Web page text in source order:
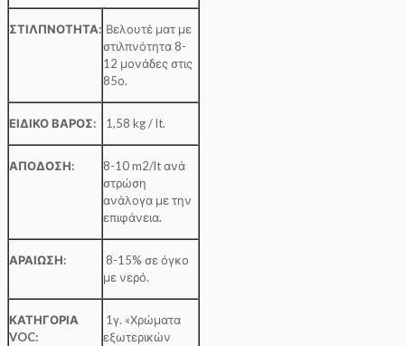
ΣΤΙΛΠΝΟΤΗΤΑ: Βελουτέ ματ με
στιλπνότητα 8-
12 μονάδες στις
85ο.
ΕΙΔΙΚΟ ΒΑΡΟΣ: 1,58 kg / lt.
ΑΠΟΔΟΣΗ:
8-10 m2/lt ανά
στρώση
ανάλογα με την
επιφάνεια.
ΑΡΑΙΩΣΗ:
8-15% σε όγκο
με νερό.
ΚΑΤΗΓΟΡΙΑ
VOC:
1γ. «Χρώματα
εξωτερικών